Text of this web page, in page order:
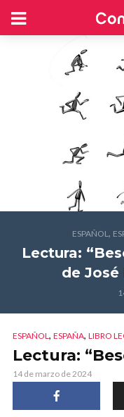
ESPAÑOL,
Lectura:
de José
ESPAÑOL, ESPAÑA, LIBRO
Lectura:
14 de marzo de 2024